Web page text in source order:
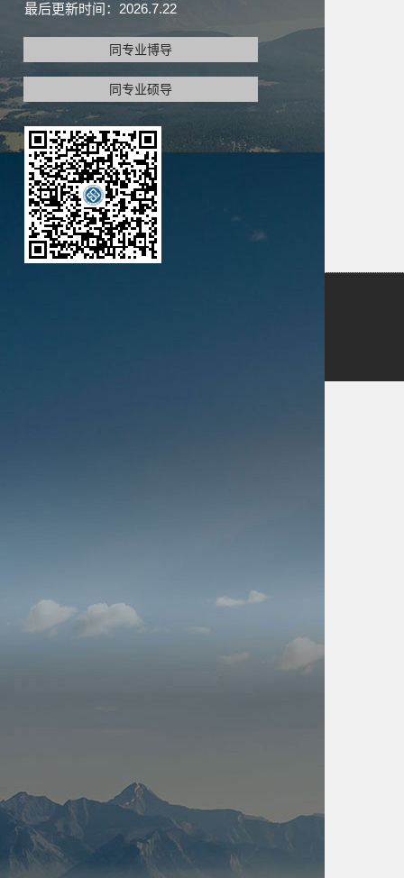
最后更新时间： 2026.7.22
同专业博导
同专业硕导